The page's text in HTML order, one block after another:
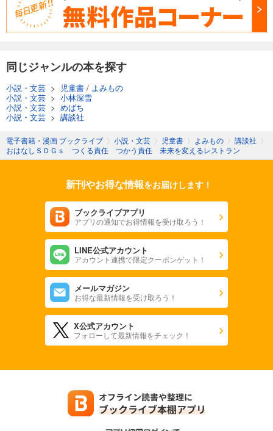
同じジャンルの本を探す
小説・文芸 > 児童書 / よみもの
小説・文芸 > 小林深雪
小説・文芸 > めばち
小説・文芸 > 講談社
電子書籍・漫画 ブックライブ 〉 小説・文芸 〉 児童書 〉 よみもの 〉 講談社 〉
おはなしＳＤＧｓ つくる責任 つかう責任 未来を変えるレストラン
新刊やお得な情報をお届けします！
ブックライブアプリ
アプリの通知でお得情報を受け取ろう！
LINE公式アカウント
アカウント連携で限定クーポンゲット！
メールマガジン
お得な最新情報を受け取ろう！
X公式アカウント
フォローして最新情報をチェック！